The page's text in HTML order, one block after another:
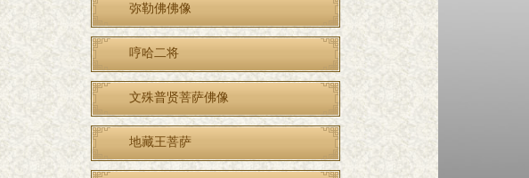
弥勒佛佛像
哼哈二将
文殊普贤菩萨佛像
地藏王菩萨